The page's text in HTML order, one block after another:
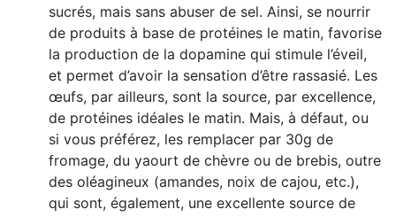
sucrés, mais sans abuser de sel. Ainsi, se nourrir
de produits à base de protéines le matin, favorise
la production de la dopamine qui stimule l’éveil,
et permet d’avoir la sensation d’être rassasié. Les
œufs, par ailleurs, sont la source, par excellence,
de protéines idéales le matin. Mais, à défaut, ou
si vous préférez, les remplacer par 30g de
fromage, du yaourt de chèvre ou de brebis, outre
des oléagineux (amandes, noix de cajou, etc.),
qui sont, également, une excellente source de